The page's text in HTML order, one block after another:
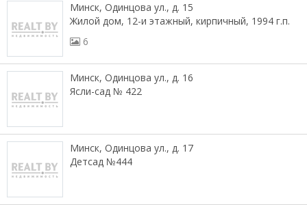
Минск, Одинцова ул., д. 15
Жилой дом, 12-и этажный, кирпичный, 1994 г.п.
6
Минск, Одинцова ул., д. 16
Ясли-сад № 422
Минск, Одинцова ул., д. 17
Детсад №444